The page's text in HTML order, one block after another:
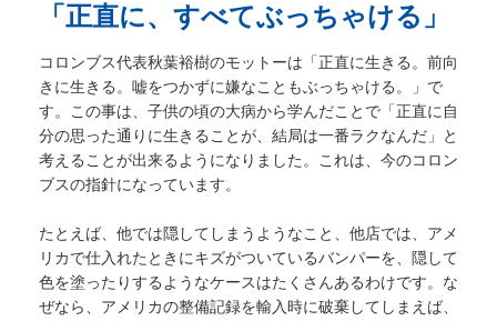
「正直に、すべてぶっちゃける」
コロンブス代表秋葉裕樹のモットーは「正直に生きる。前向
きに生きる。嘘をつかずに嫌なこともぶっちゃける。」で
す。この事は、子供の頃の大病から学んだことで「正直に自
分の思った通りに生きることが、結局は一番ラクなんだ」と
考えることが出来るようになりました。これは、今のコロン
ブスの指針になっています。
たとえば、他では隠してしまうようなこと、他店では、アメ
リカで仕入れたときにキズがついているバンパーを、隠して
色を塗ったりするようなケースはたくさんあるわけです。な
ぜなら、アメリカの整備記録を輸入時に破棄してしまえば、